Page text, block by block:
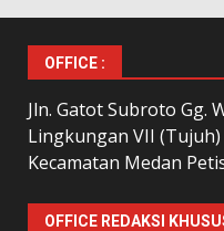
OFFICE :
Jln. Gatot Subroto Gg.
Lingkungan VII
Kecamatan Medan
OFFICE REDAKSI